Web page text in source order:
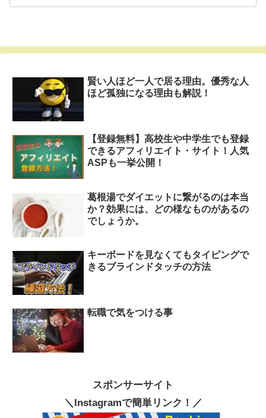
賢い人ほど一人で居る理由。優秀な人
ほど孤独になる理由も解説！
【登録無料】高校生や中学生でも登録
できるアフィリエイト・サイト！人気
ASPも一挙公開！
葛根湯でダイエットに繋がるのは本当
か？効果には、どの様なものがあるの
でしょうか。
キーボードを見なくてもタイピングで
きるブラインドタッチの方法
転職で気をつける事
スポンサーサイト
＼Instagramで簡単リンク！／